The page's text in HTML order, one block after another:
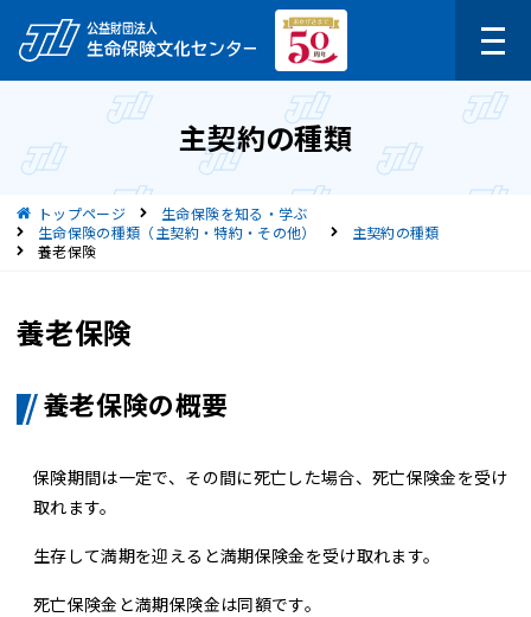
主契約の種類
現在位置トップページ
生命保険を知る・学ぶ
生命保険の種類（主契約・特約・その他）
主契約の種類
養老保険
養老保険
養老保険の概要
保険期間は一定で、その間に死亡した場合、死亡保険金を受け
取れます。
生存して満期を迎えると満期保険金を受け取れます。
死亡保険金と満期保険金は同額です。